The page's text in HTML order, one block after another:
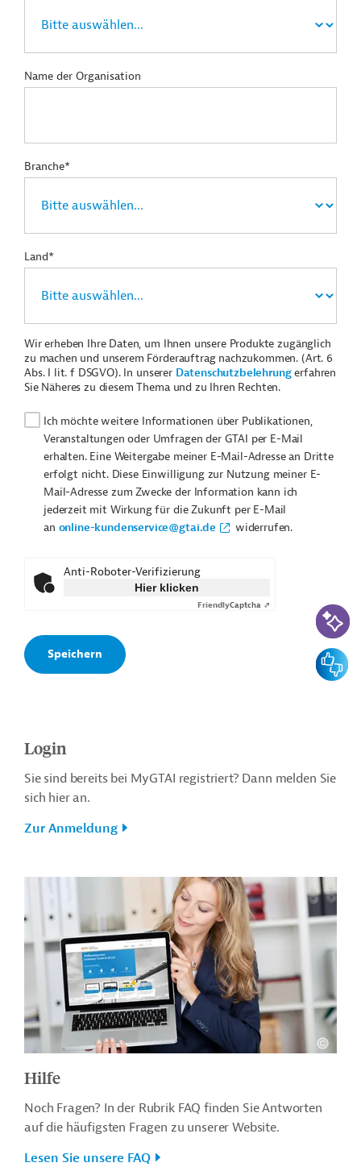
Name der Organisation
Branche*
Land*
Wir erheben Ihre Daten, um Ihnen unsere Produkte zugänglich
zu machen und unserem Förderauftrag nachzukommen. (Art. 6
Abs. I lit. f DSGVO). In unserer Datenschutzbelehrungerfahren
Sie Näheres zu diesem Thema und zu Ihren Rechten.
Ich möchte weitere Informationen über Publikationen,
Veranstaltungen oder Umfragen der GTAI per E-Mail
erhalten. Eine Weitergabe meiner E-Mail-Adresse an Dritte
erfolgt nicht. Diese Einwilligung zur Nutzung meiner E-
Mail-Adresse zum Zwecke der Information kann ich
jederzeit mit Wirkung für die Zukunft per E-Mail
an online-kundenservice@gtai.de widerrufen.
Anti-Roboter-Verifizierung
Hier klicken
FriendlyCaptcha ⇗
Login
Sie sind bereits bei MyGTAI registriert? Dann melden Sie
sich hier an.
Zur Anmeldung
Hilfe
Noch Fragen? In der Rubrik FAQ finden Sie Antworten
auf die häufigsten Fragen zu unserer Website.
Lesen Sie unsere FAQ
KI-